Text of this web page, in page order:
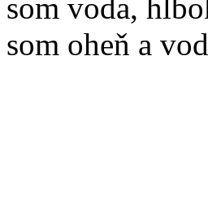
som voda,
som oheň a